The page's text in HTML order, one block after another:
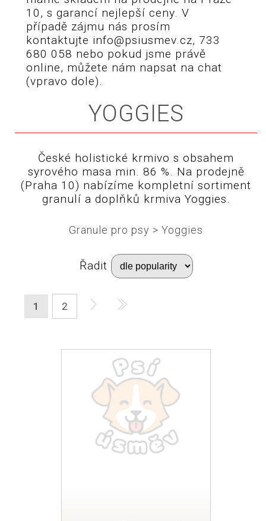
10, s garancí nejlepší ceny. V
případě zájmu nás prosím
kontaktujte info@psiusmev.cz, 733
680 058 nebo pokud jsme právě
online, můžete nám napsat na chat
(vpravo dole).
YOGGIES
České holistické krmivo s obsahem
syrového masa min. 86 %. Na prodejně
(Praha 10) nabízíme kompletní sortiment
granulí a doplňků krmiva Yoggies.
Granule pro psy > Yoggies
Řadit
1 2